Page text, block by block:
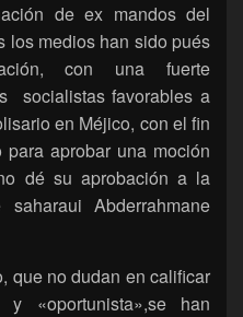
de ex mandos del
los medios han sido pués
con una fuerte
socialistas favorables a
en Méjico, con el fin
aprobar una moción
dé su aprobación a la
Abderrahmane
que no dudan en calificar
«oportunista»,se han